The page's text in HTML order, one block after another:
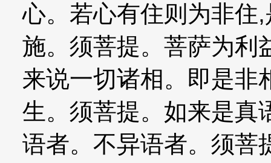
心。若心有住则为非住
施。须菩提。菩萨为利
来说一切诸相。即是非
生。须菩提。如来是真
语者。不异语者。须菩